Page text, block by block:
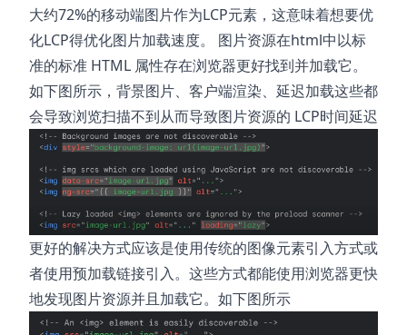
大约72%的移动端图片作为LCP元素，这意味着想要优
化LCP得优化图片加载速度。 图片资源在html中以标
准的标准 HTML 属性存在浏览器更好找到并加载它。
如下图所示，背景图片、客户端渲染、延迟加载这些都
会导致浏览扫描不到从而导致图片资源的 LCP时间延迟
更好的解决方式应该是使用传统的图像元素引入方式或
者使用预加载链接引入。这些方式都能使用浏览器更快
地发现图片资源并且加载它。如下图所示